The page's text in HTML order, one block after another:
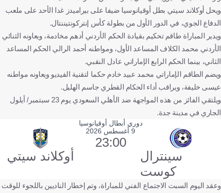
ويحل أوكلاند سيتي بطل أوقيانوسيا ضيفا على بيراميدز غدا الأحد على ملعب
الدفاع الجوي، في الدور الأول من بطولة كأس إنتركونتيننتال.
ويدير المباراة طاقم تحكيم بقيادة الحكم الأردني أدهم مخادمة، ويعاونه الثنائي
الأردني محمد الكلاف المساعد الأول، ومواطنه أحمد الرالي الحكم المساعد
الثاني، بينما الحكم الرابع الإماراتي عادل النقبي.
ويضم الطاقم الإماراتي محمد عبيد خادم حكما لتقنية الفيديو ويعاونه مواطنه
عيسى خليفة، ويراقب أداء الحكام القطري جاسم الهليل.
ويلتقي الفائز من هذه المواجهة ضد الأهلي السعودي يوم 23 سبتمبر/ أيلول
الجاري في مدينة جدة.
دوري أبطال أوقيانوسيا
سينترال
كوست
9 أغسطس 2026
23:00
أوكلاند سيتي
وعقد اليوم السبت الاجتماع الفني للمباراة، وتم إخطار الناديين باللجوء للوقت